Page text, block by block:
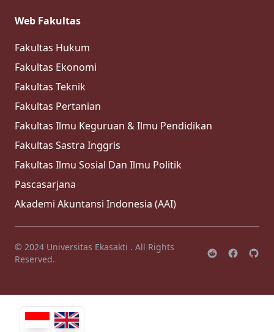
Web Fakultas
Fakultas Hukum
Fakultas Ekonomi
Fakultas Teknik
Fakultas Pertanian
Fakultas Ilmu Keguruan & Ilmu Pendidikan
Fakultas Sastra Inggris
Fakultas Ilmu Sosial Dan Ilmu Politik
Pascasarjana
Akademi Akuntansi Indonesia (AAI)
© 2024 Universitas Ekasakti . All Rights
Reserved.